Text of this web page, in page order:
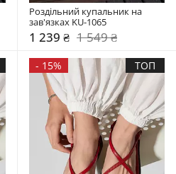
Роздільний купальник на
зав'язках KU-1065
1 239 ₴ 1 549 ₴
- 15% ТОП